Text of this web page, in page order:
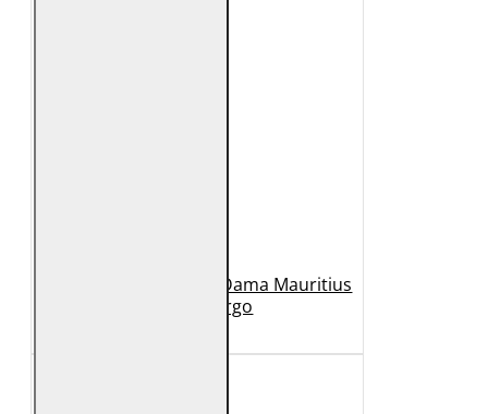
Geaca Lunga de Piele Dama Mauritius
Bej GWMargo